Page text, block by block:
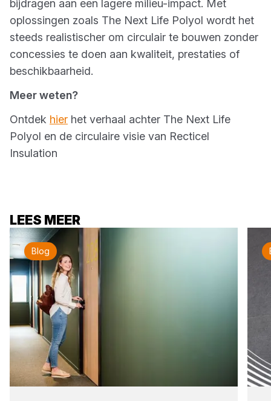
bijdragen aan een lagere milieu-impact. Met
oplossingen zoals The Next Life Polyol wordt het
steeds realistischer om circulair te bouwen zonder
concessies te doen aan kwaliteit, prestaties of
beschikbaarheid.
Meer weten?
Ontdek hier het verhaal achter The Next Life
Polyol en de circulaire visie van Recticel
Insulation
LEES MEER
Blog